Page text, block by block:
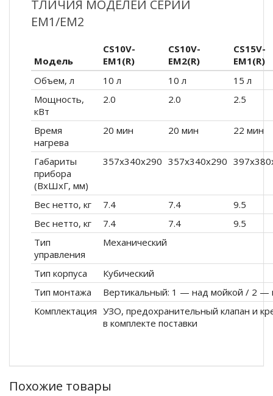
ТЛИЧИЯ МОДЕЛЕЙ СЕРИИ
EM1/EM2
Модель
CS10V-
EM1(R)
CS10V-
EM2(R)
CS15V-
EM1(R)
Объем, л
10 л 10 л
15 л
Мощность,
кВт
2.0 2.0 2.5
Время
нагрева
20 мин 20 мин 22 мин
Габариты
прибора
(ВхШхГ, мм)
357х340х290 357х340х290
Вес нетто, кг 7.4 7.4
9.5
Вес нетто, кг
7.4 7.4
9.5
Тип
управления
Механический
Тип корпуса
Кубический
Тип монтажа
Вертикальный: 1 — над мойкой / 2 —
Комплектация УЗО, предохранительный клапан и
в комплекте поставки
Похожие товары